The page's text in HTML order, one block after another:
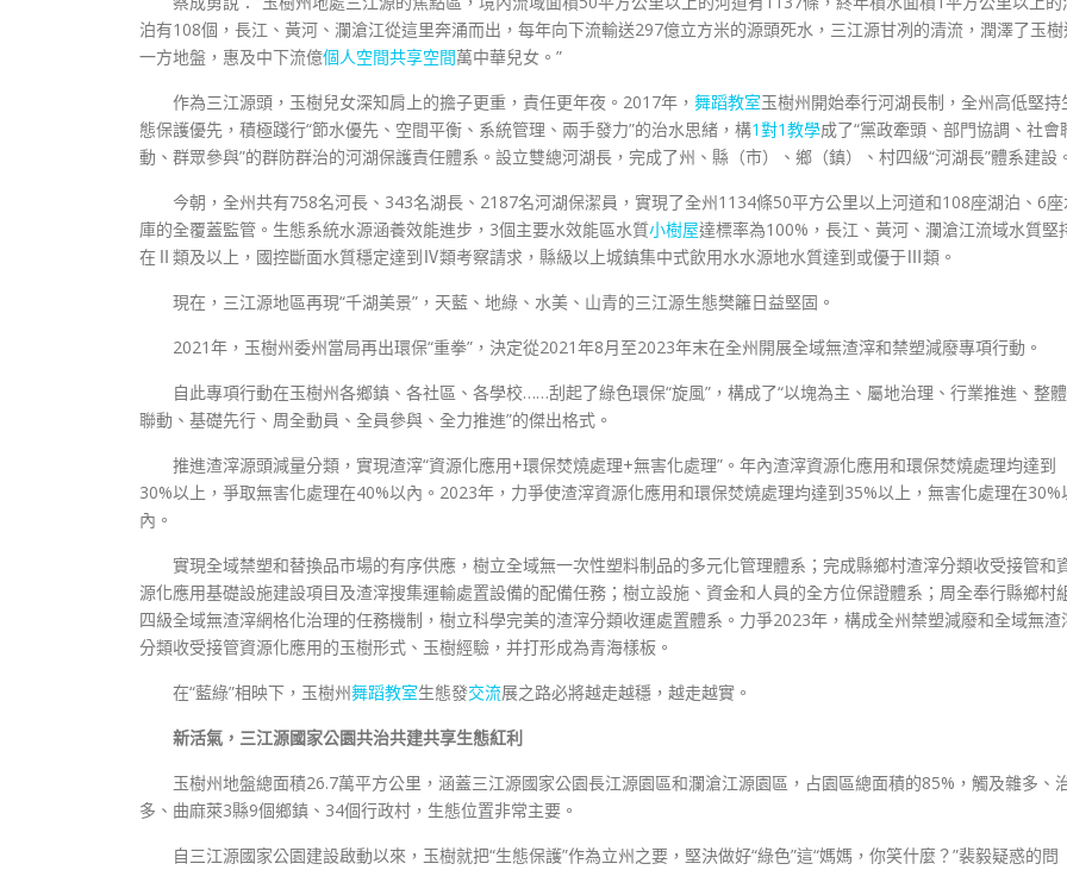
泊有108個，長江、黃河、瀾滄江從這里奔涌而出，每年向下流輸送297億立方米的源頭死水，三江源甘冽的清流，潤澤了玉
一方地盤，惠及中下流億個人空間共享空間萬中華兒女。”
作為三江源頭，玉樹兒女深知肩上的擔子更重，責任更年夜。2017年， 舞蹈教室玉樹州開始奉行河湖長制，全州高低堅持
態保護優先，積極踐行“節水優先、空間平衡、系統管理、兩手發力”的治水思緒，構1對1教學成了“黨政牽頭、部門協調、社會
動、群眾參與”的群防群治的河湖保護責任體系。設立雙總河湖長，完成了州、縣（市）、鄉（鎮）、村四級“河湖長”體系建設。
今朝，全州共有758名河長、343名湖長、2187名河湖保潔員，實現了全州1134條50平方公里以上河道和108座湖泊、6
庫的全覆蓋監管。生態系統水源涵養效能進步，3個主要水效能區水質小樹屋達標率為100%，長江、黃河、瀾滄江流域水質堅
在Ⅱ類及以上，國控斷面水質穩定達到Ⅳ類考察請求，縣級以上城鎮集中式飲用水水源地水質達到或優于Ⅲ類。
現在，三江源地區再現“千湖美景”，天藍、地綠、水美、山青的三江源生態樊籬日益堅固。
2021年，玉樹州委州當局再出環保“重拳”，決定從2021年8月至2023年末在全州開展全域無渣滓和禁塑減廢專項行動。
自此專項行動在玉樹州各鄉鎮、各社區、各學校……刮起了綠色環保“旋風”，構成了“以塊為主、屬地治理、行業推進、整體
聯動、基礎先行、周全動員、全員參與、全力推進”的傑出格式。
推進渣滓源頭減量分類，實現渣滓“資源化應用+環保焚燒處理+無害化處理”。年內渣滓資源化應用和環保焚燒處理均達到
30%以上，爭取無害化處理在40%以內。2023年，力爭使渣滓資源化應用和環保焚燒處理均達到35%以上，無害化處理在30%
內。
實現全域禁塑和替換品市場的有序供應，樹立全域無一次性塑料制品的多元化管理體系；完成縣鄉村渣滓分類收受接管和
源化應用基礎設施建設項目及渣滓搜集運輸處置設備的配備任務；樹立設施、資金和人員的全方位保證體系；周全奉行縣鄉村
四級全域無渣滓網格化治理的任務機制，樹立科學完美的渣滓分類收運處置體系。力爭2023年，構成全州禁塑減廢和全域無渣
分類收受接管資源化應用的玉樹形式、玉樹經驗，并打形成為青海樣板。
在“藍綠”相映下，玉樹州舞蹈教室生態發交流展之路必將越走越穩，越走越實。
新活氣，三江源國家公園共治共建共享生態紅利
玉樹州地盤總面積26.7萬平方公里，涵蓋三江源國家公園長江源園區和瀾滄江源園區，占園區總面積的85%，觸及雜多、
多、曲麻萊3縣9個鄉鎮、34個行政村，生態位置非常主要。
自三江源國家公園建設啟動以來，玉樹就把“生態保護”作為立州之要，堅決做好“綠色”這“媽媽，你笑什麼？”裴毅疑惑的問